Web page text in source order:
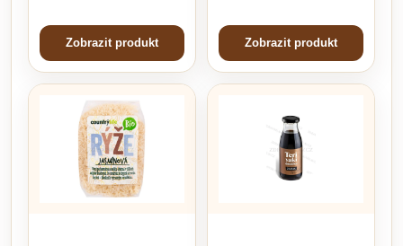
Zobrazit produkt Zobrazit produkt